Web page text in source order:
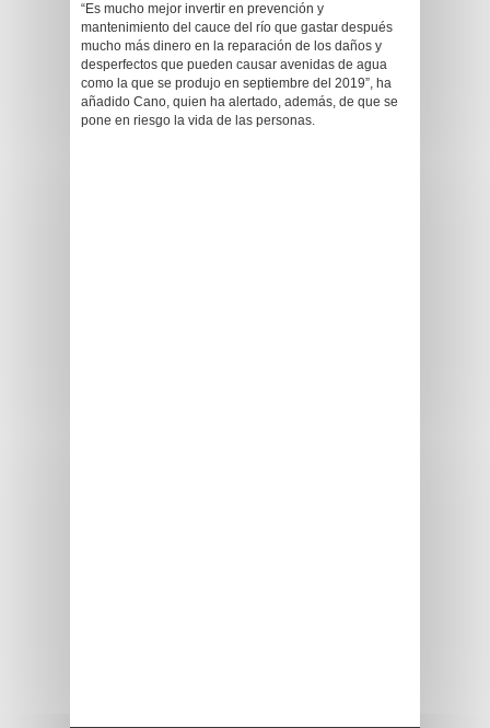
“Es mucho mejor invertir en prevención y
mantenimiento del cauce del río que gastar después
mucho más dinero en la reparación de los daños y
desperfectos que pueden causar avenidas de agua
como la que se produjo en septiembre del 2019”, ha
añadido Cano, quien ha alertado, además, de que se
pone en riesgo la vida de las personas.